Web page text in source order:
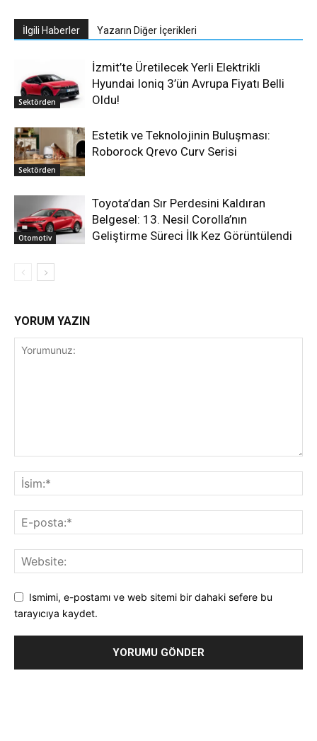
İlgili Haberler Yazarın Diğer İçerikleri
Sektörden
İzmit’te Üretilecek Yerli Elektrikli
Hyundai Ioniq 3’ün Avrupa Fiyatı Belli
Oldu!
Sektörden
Estetik ve Teknolojinin Buluşması:
Roborock Qrevo Curv Serisi
Otomotiv
Toyota’dan Sır Perdesini Kaldıran
Belgesel: 13. Nesil Corolla’nın
Geliştirme Süreci İlk Kez Görüntülendi
YORUM YAZIN
Ismimi, e-postamı ve web sitemi bir dahaki sefere bu
tarayıcıya kaydet.